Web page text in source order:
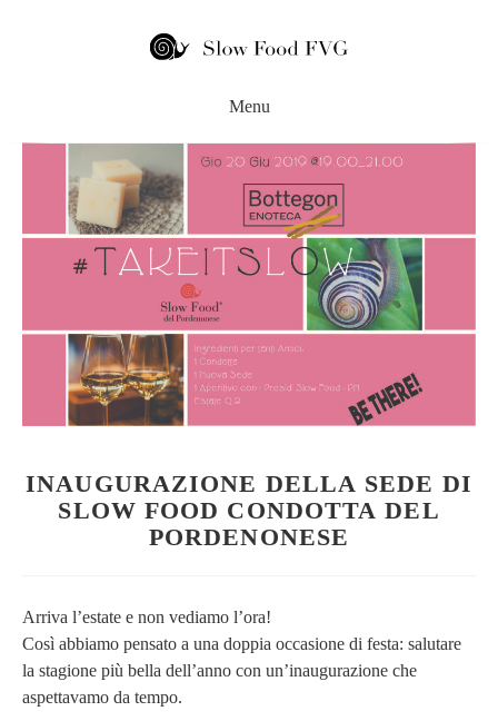
INAUGURAZIONE DELLA SEDE DI
SLOW FOOD CONDOTTA DEL
PORDENONESE
Arriva l’estate e non vediamo l’ora!
Così abbiamo pensato a una doppia occasione di festa: salutare
la stagione più bella dell’anno con un’inaugurazione che
aspettavamo da tempo.